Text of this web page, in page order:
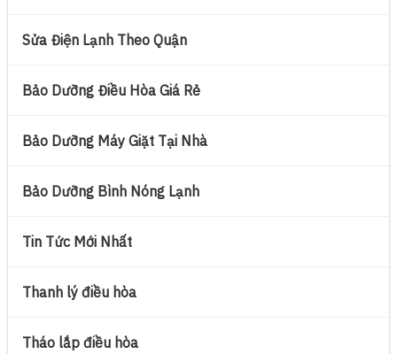
Sửa Điện Lạnh Theo Quận
Bảo Dưỡng Điều Hòa Giá Rẻ
Bảo Dưỡng Máy Giặt Tại Nhà
Bảo Dưỡng Bình Nóng Lạnh
Tin Tức Mới Nhất
Thanh lý điều hòa
Tháo lắp điều hòa